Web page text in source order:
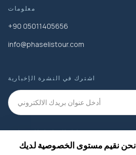
معلومات
+90 05011405656
info@phaselistour.com
اشترك في النشرة الإخبارية
وسائل التواصل الاجتماعي
نحن نقيم مستوى الخصوصية لديك